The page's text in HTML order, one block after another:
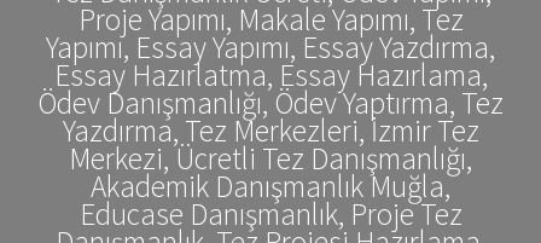
Proje Yapımı, Makale Yapımı, Tez
Yapımı, Essay Yapımı, Essay Yazdırma,
Essay Hazırlatma, Essay Hazırlama,
Ödev Danışmanlığı, Ödev Yaptırma, Tez
Yazdırma, Tez Merkezleri, İzmir Tez
Merkezi, Ücretli Tez Danışmanlığı,
Akademik Danışmanlık Muğla,
Educase Danışmanlık, Proje Tez